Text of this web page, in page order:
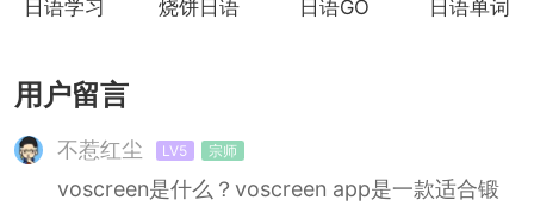
日语学习 烧饼日语 日语GO 日语单词
用户留言
不惹红尘 LV5 宗师
voscreen是什么？voscreen app是一款适合锻